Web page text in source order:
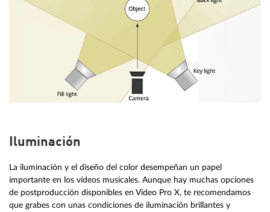
Iluminación
La iluminación y el diseño del color desempeñan un papel
importante en los vídeos musicales. Aunque hay muchas opciones
de postproducción disponibles en Video Pro X, te recomendamos
que grabes con unas condiciones de iluminación brillantes y